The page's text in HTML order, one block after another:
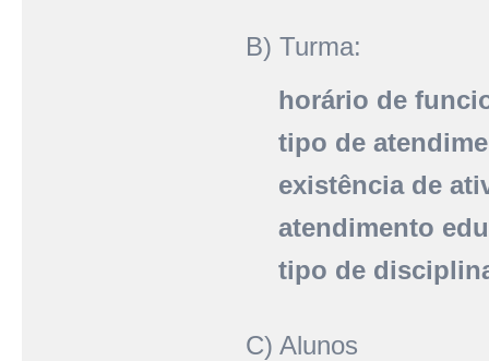
B) Turma:
horário de
tipo de
existência de
atendimento
tipo de
C) Alunos